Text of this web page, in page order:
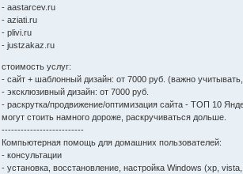
- aastarcev.ru
- aziati.ru
- plivi.ru
- justzakaz.ru
стоимость услуг:
- сайт + шаблонный дизайн: от 7000 руб. (важно
- эксклюзивный дизайн: от 7000 руб.
- раскрутка/продвижение/оптимизация сайта - ТОП 10
могут стоить намного дороже, раскручиваться дольше.
--------------------------
Компьютерная помощь для домашних пользователей:
- консультации
- установка, восстановление, настройка Windows (xp,